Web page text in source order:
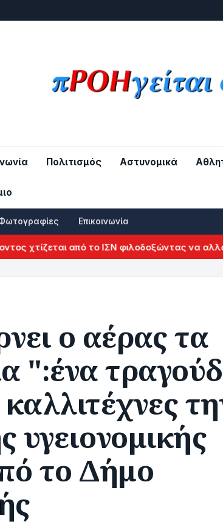
Πολιτισμός Αστυνομικά
Επικοινωνία
από το ΙΣΝ φιλοδοξώντας να αλλάξει
ο αέρας τα
":ένα
υγειονομικής
το Δήμο